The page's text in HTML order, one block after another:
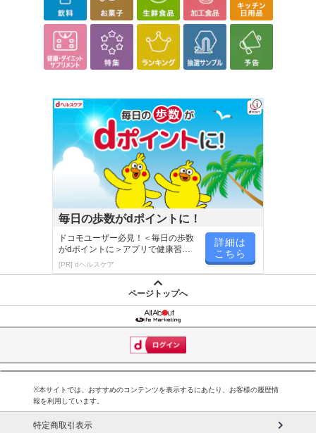
毎日の歩数がdポイントに！
ドコモユーザー必見！＜毎日の歩数
がdポイントに＞アプリで健康習慣
が楽しく続く
[PR] dヘルスケア
詳細は
こちら
ページトップへ
※本サイトでは、おすすめのコンテンツを表示するにあたり、お客様の履歴情
報を利用しています。
特定商取引表示